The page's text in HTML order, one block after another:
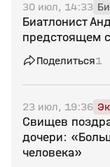
30 июл, 14:33
Биатлонист
предстоящем
Поделиться1
23 июл, 19:36
Свищев
дочери:
человека»